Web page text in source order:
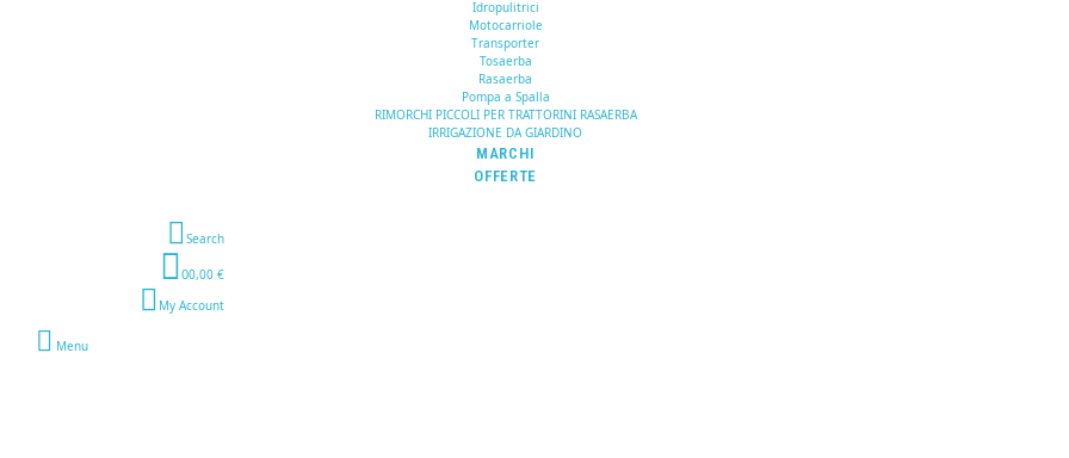
Idropulitrici
Motocarriole
Transporter
Tosaerba
Rasaerba
Pompa a Spalla
RIMORCHI PICCOLI PER TRATTORINI RASAERBA
IRRIGAZIONE DA GIARDINO
MARCHI
OFFERTE
Search
00,00 €
My Account
Menu